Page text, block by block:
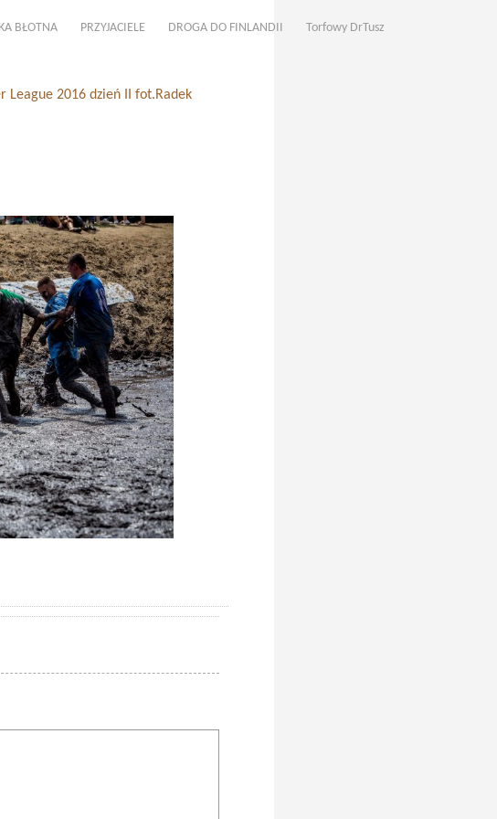
BŁOTNA PRZYJACIELE DROGA DO FINLANDII
Torfowy DrTusz
League 2016 dzień II fot.Radek